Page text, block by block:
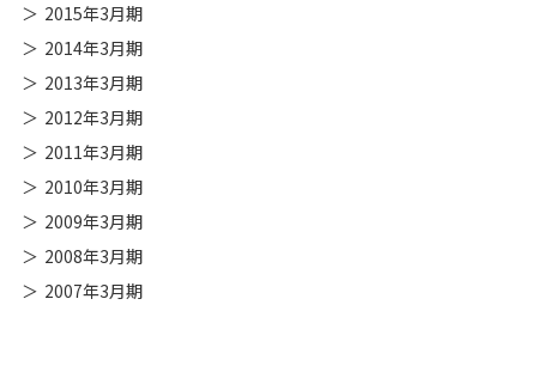
2015年3月期
2014年3月期
2013年3月期
2012年3月期
2011年3月期
2010年3月期
2009年3月期
2008年3月期
2007年3月期